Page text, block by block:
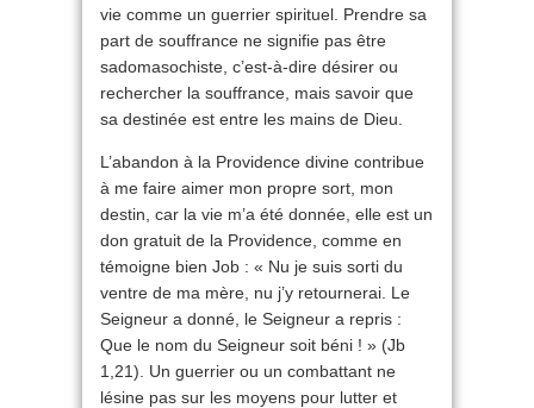
vie comme un guerrier spirituel. Prendre sa
part de souffrance ne signifie pas être
sadomasochiste, c’est-à-dire désirer ou
rechercher la souffrance, mais savoir que
sa destinée est entre les mains de Dieu.
L’abandon à la Providence divine contribue
à me faire aimer mon propre sort, mon
destin, car la vie m’a été donnée, elle est un
don gratuit de la Providence, comme en
témoigne bien Job : « Nu je suis sorti du
ventre de ma mère, nu j’y retournerai. Le
Seigneur a donné, le Seigneur a repris :
Que le nom du Seigneur soit béni ! » (Jb
1,21). Un guerrier ou un combattant ne
lésine pas sur les moyens pour lutter et